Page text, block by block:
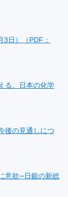
日）（PDF：
る、日本の化学
後の見通しにつ
意欲─日銀の新総